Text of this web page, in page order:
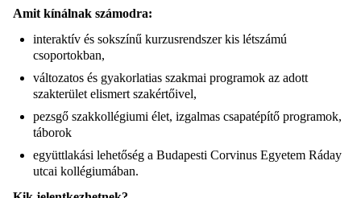
Amit kínálnak számodra:
interaktív és sokszínű kurzusrendszer kis létszámú
csoportokban,
változatos és gyakorlatias szakmai programok az adott
szakterület elismert szakértőivel,
pezsgő szakkollégiumi élet, izgalmas csapatépítő programok,
táborok
együttlakási lehetőség a Budapesti Corvinus Egyetem Ráday
utcai kollégiumában.